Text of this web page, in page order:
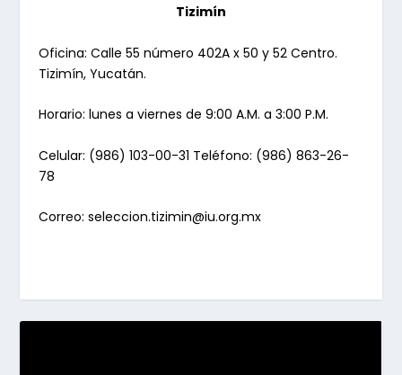
Tizimín
Oficina: Calle 55 número 402A x 50 y 52 Centro.
Tizimín, Yucatán.
Horario: lunes a viernes de 9:00 A.M. a 3:00 P.M.
Celular: (986) 103-00-31 Teléfono: (986) 863-26-
78
Correo: seleccion.tizimin@iu.org.mx